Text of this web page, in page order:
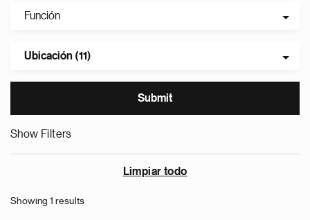
Función
Ubicación (11)
Show Filters
Limpiar todo
Showing 1 results